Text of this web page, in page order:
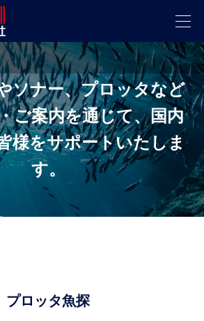
ソナー、プロッタなど
ご案内を通じて、国内
様をサポートいたしま
す。
プロッタ魚探